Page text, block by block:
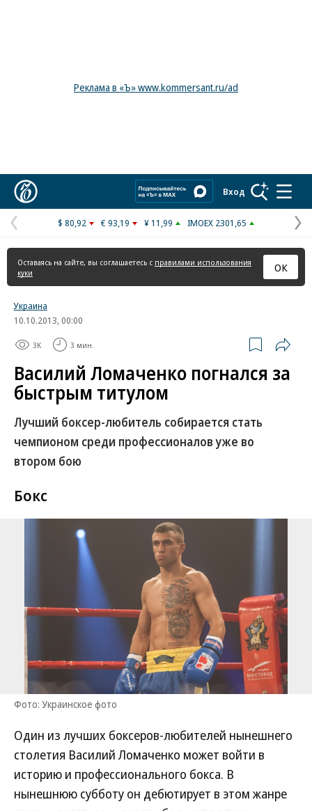
Реклама в «Ъ» www.kommersant.ru/ad
Вход
Предыдущая
страница
$ 80,92 € 93,19 ¥ 11,99 IMOEX 2301,65
Оставаясь на сайте, вы соглашаетесь с правилами использования
куки
ОК
Украина
10.10.2013, 00:00
3K 3 мин.
Василий Ломаченко погнался за
быстрым титулом
Лучший боксер-любитель собирается стать
чемпионом среди профессионалов уже во
втором бою
Бокс
Фото: Украинское фото
Один из лучших боксеров-любителей нынешнего
столетия Василий Ломаченко может войти в
историю и профессионального бокса. В
нынешнюю субботу он дебютирует в этом жанре